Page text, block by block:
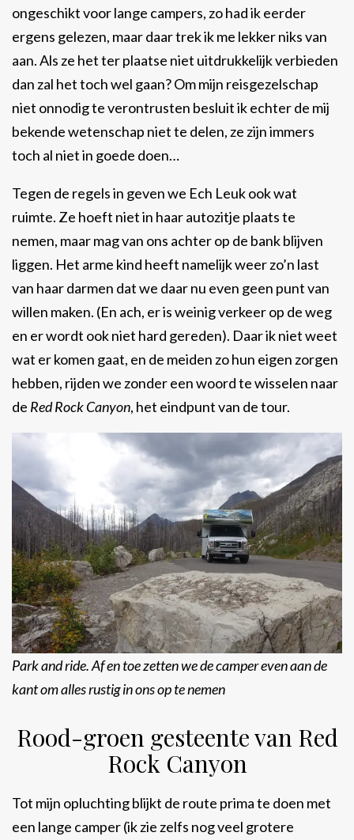
ongeschikt voor lange campers, zo had ik eerder
ergens gelezen, maar daar trek ik me lekker niks van
aan. Als ze het ter plaatse niet uitdrukkelijk verbieden
dan zal het toch wel gaan? Om mijn reisgezelschap
niet onnodig te verontrusten besluit ik echter de mij
bekende wetenschap niet te delen, ze zijn immers
toch al niet in goede doen…
Tegen de regels in geven we Ech Leuk ook wat
ruimte. Ze hoeft niet in haar autozitje plaats te
nemen, maar mag van ons achter op de bank blijven
liggen. Het arme kind heeft namelijk weer zo’n last
van haar darmen dat we daar nu even geen punt van
willen maken. (En ach, er is weinig verkeer op de weg
en er wordt ook niet hard gereden). Daar ik niet weet
wat er komen gaat, en de meiden zo hun eigen zorgen
hebben, rijden we zonder een woord te wisselen naar
de Red Rock Canyon, het eindpunt van de tour.
Park and ride. Af en toe zetten we de camper even aan de
kant om alles rustig in ons op te nemen
Rood-groen gesteente van Red
Rock Canyon
Tot mijn opluchting blijkt de route prima te doen met
een lange camper (ik zie zelfs nog veel grotere